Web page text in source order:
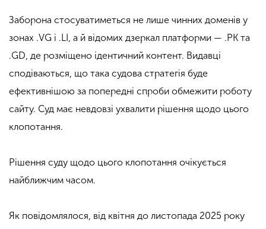
Заборона стосуватиметься не лише чинних доменів у
зонах .VG і .LI, а й відомих дзеркал платформи — .PK та
.GD, де розміщено ідентичний контент. Видавці
сподіваються, що така судова стратегія буде
ефективнішою за попередні спроби обмежити роботу
сайту. Суд має невдовзі ухвалити рішення щодо цього
клопотання.
Рішення суду щодо цього клопотання очікується
найближчим часом.
Як повідомлялося, від квітня до листопада 2025 року